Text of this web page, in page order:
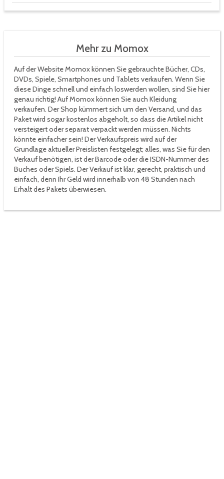
Mehr zu Momox
Auf der Website Momox können Sie gebrauchte Bücher, CDs,
DVDs, Spiele, Smartphones und Tablets verkaufen. Wenn Sie
diese Dinge schnell und einfach loswerden wollen, sind Sie hier
genau richtig! Auf Momox können Sie auch Kleidung
verkaufen. Der Shop kümmert sich um den Versand, und das
Paket wird sogar kostenlos abgeholt, so dass die Artikel nicht
versteigert oder separat verpackt werden müssen. Nichts
könnte einfacher sein! Der Verkaufspreis wird auf der
Grundlage aktueller Preislisten festgelegt; alles, was Sie für den
Verkauf benötigen, ist der Barcode oder die ISDN-Nummer des
Buches oder Spiels. Der Verkauf ist klar, gerecht, praktisch und
einfach, denn Ihr Geld wird innerhalb von 48 Stunden nach
Erhalt des Pakets überwiesen.